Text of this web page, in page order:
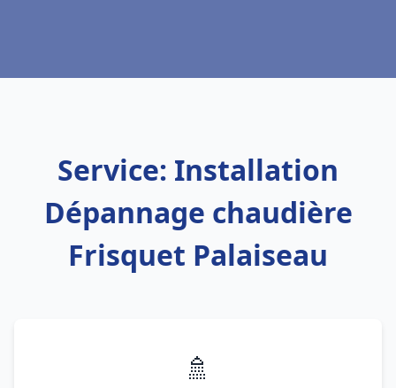
Service: Installation
Dépannage chaudière
Frisquet Palaiseau
🚿